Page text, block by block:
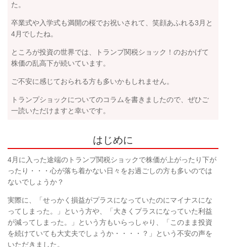
た。
卒業式や入学式も満開の桜でお祝いされて、笑顔あふれる3 月と
4月でしたね。
ところが投資の世界では、トランプ関税ショック！のおかげて
株価の乱高下が続いています。
ご不安に感じておられる方も多いかもしれません。
トランプショックについてのコラムを書きましたので、ぜひご
一読いただけますと幸いです。
はじめに
4月に入った途端のトランプ関税ショックで株価が上がったり下が
ったり・・・心が落ち着かない日々をお過ごしの方も多いのでは
ないでしょうか？
実際に、「せっかく損益がプラスになっていたのにマイナスにな
ってしまった。」という方や、「大きくプラスになっていた利益
が減ってしまった。」という方もいらっしゃり、「このまま投資
を続けていても大丈夫でしょうか・・・・？」という不安の声を
いただきました。